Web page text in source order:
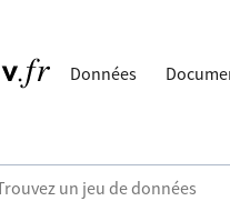
Données